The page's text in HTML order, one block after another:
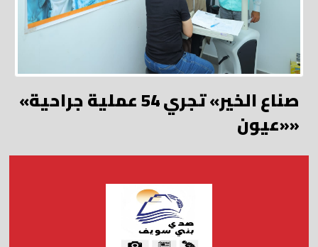
«صناع الخير» تجري 54 عملية جراحية
«عيون»